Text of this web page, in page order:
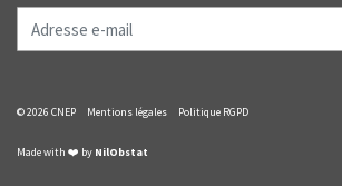
© 2026 CNEP Mentions légales Politique RGPD
Made with ❤️ by NilObstat